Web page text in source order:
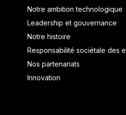
Notre ambition technologique
Leadership et gouvernance
Notre histoire
Responsabilité sociétale des
Nos partenariats
Innovation